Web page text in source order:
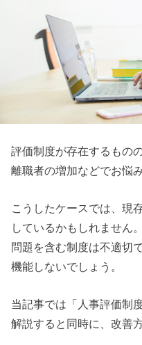
評価制度が存在するもの
離職者の増加などでお悩
こうしたケースでは、現
しているかもしれません。
問題を含む制度は不適切
機能しないでしょう。
当記事では「人事評価制
解説すると同時に、改善